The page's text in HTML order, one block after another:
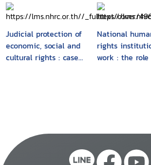
August 2002, Kuala
Lumpur, Malaysia
rights
Judicial protection of
economic, social and
cultural rights : cases
National
rights
work : the
Program,